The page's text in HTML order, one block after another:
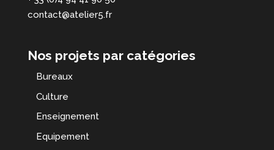
contact@atelier5.fr
Nos projets par catégories
Bureaux
Culture
Enseignement
Equipement